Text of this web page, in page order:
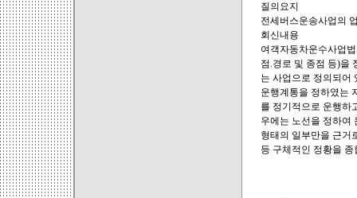
질의요지
전세버스운송사업의
회신내용
여객자동차운수사업
점.경로 및 종점 등)을
는 사업으로 정의되어
운행계통을 정하였는
를 정기적으로 운행하
우에는 노선을 정하여
형태의 일부만을 근거
등 구체적인 정황을